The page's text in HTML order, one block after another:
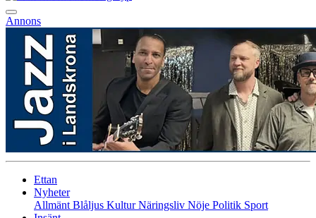
Annons
Ettan
Nyheter
Allmänt Blåljus KulturNäringsliv Nöje Politik Sport